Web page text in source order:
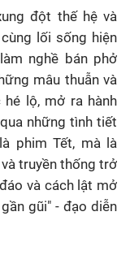
đột thế hệ và
lối sống hiện
nghề bán phở
mâu thuẫn và
lộ, mở ra hành
những tình tiết
phim Tết, mà là
truyền thống trở
và cách lật mở
gũi" - đạo diễn